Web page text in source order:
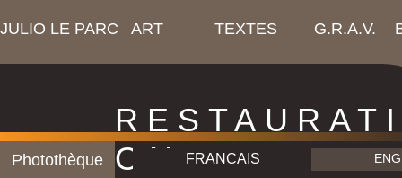
JULIO LE PARC ART TEXTES G.R.A.V.
ON
FRANCAIS
Photothèque